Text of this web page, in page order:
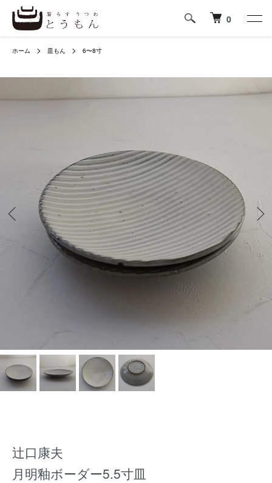
0
ホーム 皿もん 6〜8寸
辻口康夫
月明釉ボーダー5.5寸皿